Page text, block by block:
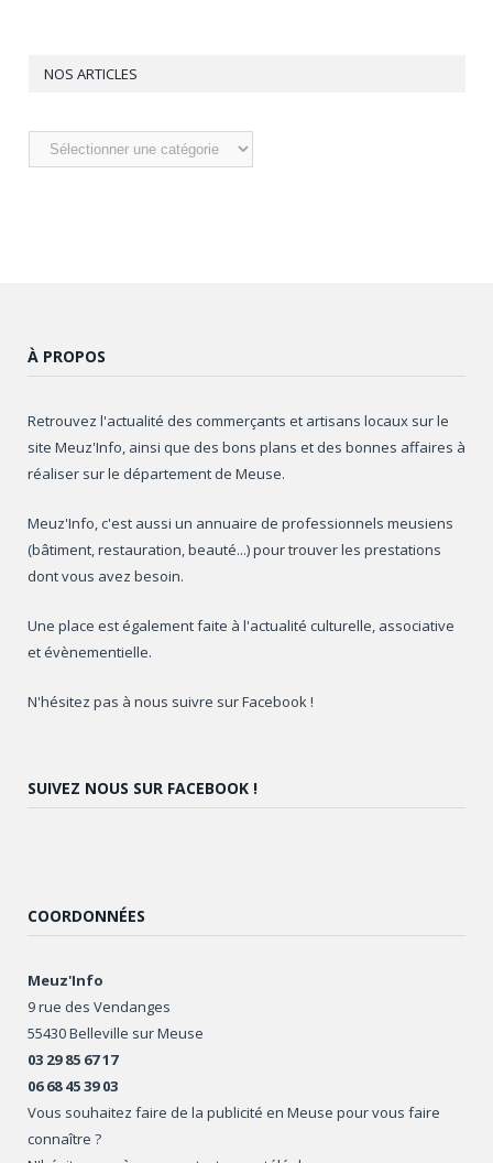
NOS ARTICLES
Nos
articles
À PROPOS
Retrouvez l'actualité des commerçants et artisans locaux sur le
site Meuz'Info, ainsi que des bons plans et des bonnes affaires à
réaliser sur le département de Meuse.
Meuz'Info, c'est aussi un annuaire de professionnels meusiens
(bâtiment, restauration, beauté...) pour trouver les prestations
dont vous avez besoin.
Une place est également faite à l'actualité culturelle, associative
et évènementielle.
N'hésitez pas à nous suivre sur Facebook !
SUIVEZ NOUS SUR FACEBOOK !
COORDONNÉES
Meuz'Info
9 rue des Vendanges
55430 Belleville sur Meuse
03 29 85 67 17
06 68 45 39 03
Vous souhaitez faire de la publicité en Meuse pour vous faire
connaître ?